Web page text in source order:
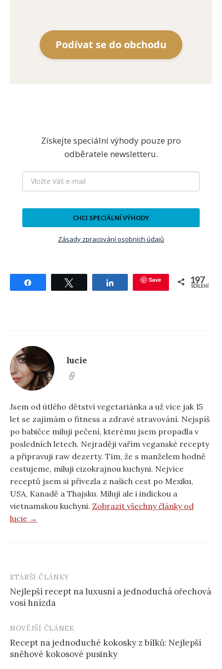
Podívat se do obchodu
Získejte speciální výhody pouze pro
odběratele newsletteru.
CHCI SPECIÁLNÍ VÝHODY
Zásady zpracování osobních údajů
Tweetnout Save 197
SDÍLENÍ
lucie
Jsem od útlého dětství vegetariánka a už více jak 15
let se zajímám o fitness a zdravé stravování. Nejspíš
po babičce miluji pečení, kterému jsem propadla v
posledních letech. Nejraději vařím veganské recepty
a připravuji raw dezerty. Tím, že s manželem hodně
cestujeme, miluji cizokrajnou kuchyni. Nejvíce
receptů jsem si přivezla z našich cest po Mexiku,
USA, Kanadě a Thajsku. Miluji ale i indickou a
vietnamskou kuchyni. Zobrazit všechny články od
lucie →
Post
navigation
STARŠÍ ČLÁNKY
Nejlepší recept na luxusní a jednoduchá ořechová
vosí hnízda
NOVĚJŠÍ ČLÁNEK
Recept na jednoduché kokosky z bílků: Nejlepší
sněhové kokosové pusinky